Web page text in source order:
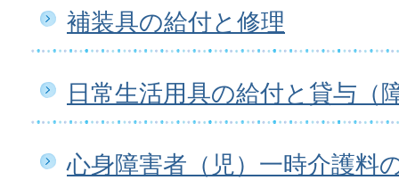
補装具の給付と修理
日常生活用具の給付と貸与（
心身障害者（児）一時介護料